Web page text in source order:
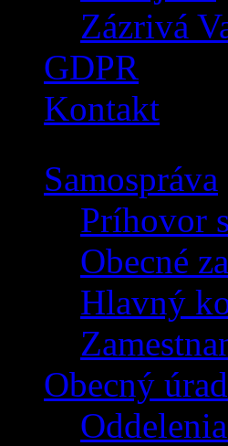
Zázrivá
GDPR
Kontakt
Samospráva
Príhovor
Obecné
Hlavný
Obecný úrad